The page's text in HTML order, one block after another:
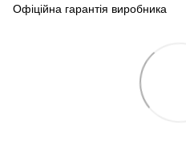
Офіційна гарантія виробника